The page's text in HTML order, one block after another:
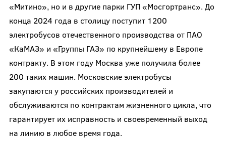
«Митино», но и в другие парки ГУП «Мосгортранс». До
конца 2024 года в столицу поступит 1200
электробусов отечественного производства от ПАО
«КаМАЗ» и «Группы ГАЗ» по крупнейшему в Европе
контракту. В этом году Москва уже получила более
200 таких машин. Московские электробусы
закупаются у российских производителей и
обслуживаются по контрактам жизненного цикла, что
гарантирует их исправность и своевременный выход
на линию в любое время года.